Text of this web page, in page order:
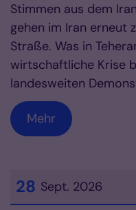
Stimmen aus dem
gehen im Iran erneut
Straße. Was in
wirtschaftliche Krise
landesweiten
Mehr
28 Sept. 2026